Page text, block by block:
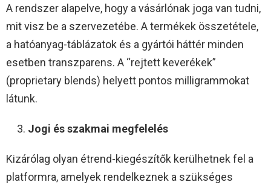
A rendszer alapelve, hogy a vásárlónak joga van tudni,
mit visz be a szervezetébe. A termékek összetétele,
a hatóanyag-táblázatok és a gyártói háttér minden
esetben transzparens. A “rejtett keverékek”
(proprietary blends) helyett pontos milligrammokat
látunk.
Jogi és szakmai megfelelés
Kizárólag olyan étrend-kiegészítők kerülhetnek fel a
platformra, amelyek rendelkeznek a szükséges